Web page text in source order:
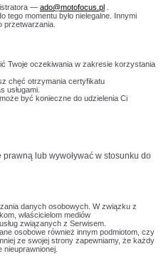
— ado@motofocus.pl.
momentu było nielegalne. Innymi
przetwarzania.
Twoje oczekiwania w zakresie korzystania
chęć otrzymania certyfikatu
być konieczne do udzielenia Ci
lub wywoływać w stosunku do
danych osobowych. W związku z
właścicielom mediów
związanych z Serwisem.
osobowe również innym podmiotom, czy
ze swojej strony zapewniamy, że każdy